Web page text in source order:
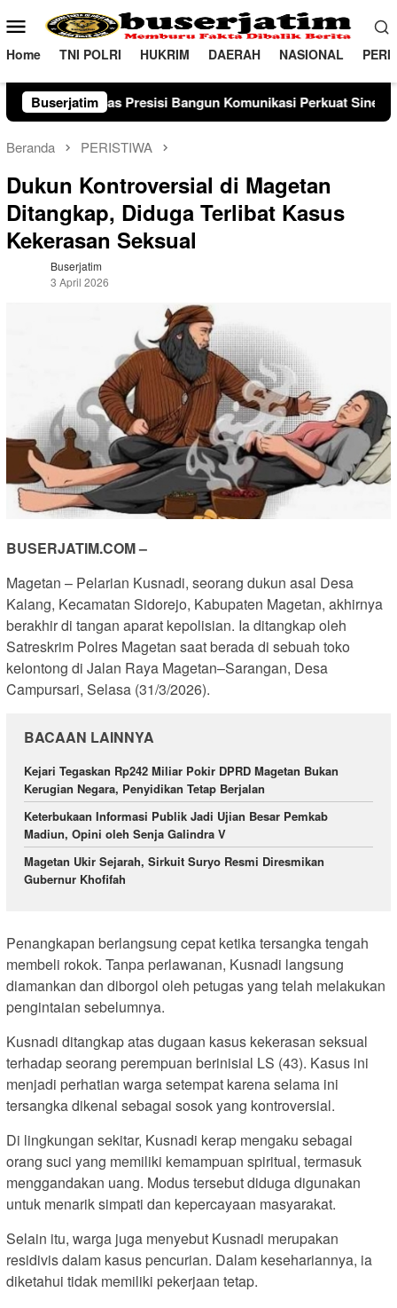
ke
konten
Menu
Mobile
Home TNI POLRI HUKRIM DAERAH NASIONAL
Buserjatim
Bangun Komunikasi Perkuat Sinergi untuk Kamtibmas
Beranda PERISTIWA
Dukun Kontroversial di Magetan
Ditangkap, Diduga Terlibat Kasus
Kekerasan Seksual
Buserjatim
3 April 2026
BUSERJATIM.COM –
Magetan – Pelarian Kusnadi, seorang dukun asal Desa
Kalang, Kecamatan Sidorejo, Kabupaten Magetan, akhirnya
berakhir di tangan aparat kepolisian. Ia ditangkap oleh
Satreskrim Polres Magetan saat berada di sebuah toko
kelontong di Jalan Raya Magetan–Sarangan, Desa
Campursari, Selasa (31/3/2026).
BACAAN LAINNYA
Kejari Tegaskan Rp242 Miliar Pokir DPRD Magetan Bukan
Kerugian Negara, Penyidikan Tetap Berjalan
Keterbukaan Informasi Publik Jadi Ujian Besar Pemkab
Madiun, Opini oleh Senja Galindra V
Magetan Ukir Sejarah, Sirkuit Suryo Resmi Diresmikan
Gubernur Khofifah
Penangkapan berlangsung cepat ketika tersangka tengah
membeli rokok. Tanpa perlawanan, Kusnadi langsung
diamankan dan diborgol oleh petugas yang telah melakukan
pengintaian sebelumnya.
Kusnadi ditangkap atas dugaan kasus kekerasan seksual
terhadap seorang perempuan berinisial LS (43). Kasus ini
menjadi perhatian warga setempat karena selama ini
tersangka dikenal sebagai sosok yang kontroversial.
Di lingkungan sekitar, Kusnadi kerap mengaku sebagai
orang suci yang memiliki kemampuan spiritual, termasuk
menggandakan uang. Modus tersebut diduga digunakan
untuk menarik simpati dan kepercayaan masyarakat.
Selain itu, warga juga menyebut Kusnadi merupakan
residivis dalam kasus pencurian. Dalam kesehariannya, ia
diketahui tidak memiliki pekerjaan tetap.